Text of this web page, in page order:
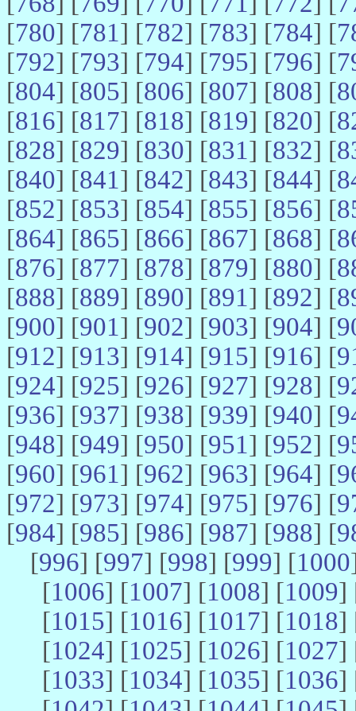
[780] [781] [782] [783] [784] [
[792] [793] [794] [795] [796] [
[804] [805] [806] [807] [808] [
[816] [817] [818] [819] [820] [
[828] [829] [830] [831] [832] [
[840] [841] [842] [843] [844] [
[852] [853] [854] [855] [856] [
[864] [865] [866] [867] [868] [
[876] [877] [878] [879] [880] [
[888] [889] [890] [891] [892] [
[900] [901] [902] [903] [904] [
[912] [913] [914] [915] [916] [
[924] [925] [926] [927] [928] [
[936] [937] [938] [939] [940] [
[948] [949] [950] [951] [952] [
[960] [961] [962] [963] [964] [
[972] [973] [974] [975] [976] [
[984] [985] [986] [987] [988] [
[996] [997] [998] [999] [1000
[1006] [1007] [1008] [1009]
[1015] [1016] [1017] [1018]
[1024] [1025] [1026] [1027]
[1033] [1034] [1035] [1036]